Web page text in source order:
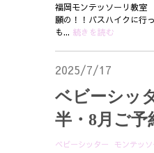
福岡モンテッソーリ教
願の！！バスハイクに
も... 続きを読む
2025/7/17
ベビーシッ
半・8月ご予
ベビーシッター
モンテッ